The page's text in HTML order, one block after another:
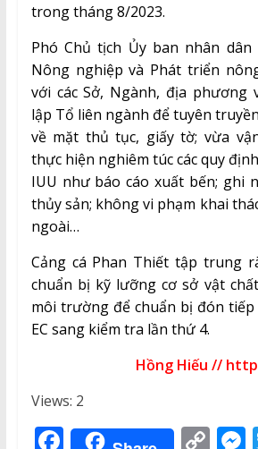
trong tháng 8/2023.
Phó Chủ tịch Ủy ban nhân
Nông nghiệp và Phát triển
với các Sở, Ngành, địa phương
lập Tổ liên ngành để tuyên
về mặt thủ tục, giấy tờ; vừa
thực hiện nghiêm túc các quy
IUU như báo cáo xuất bến; ghi
thủy sản; không vi phạm khai
ngoài…
Cảng cá Phan Thiết tập trung
chuẩn bị kỹ lưỡng cơ sở vật
môi trường để chuẩn bị đón
EC sang kiểm tra lần thứ 4.
Hồng Hiếu //
Views: 2
F C